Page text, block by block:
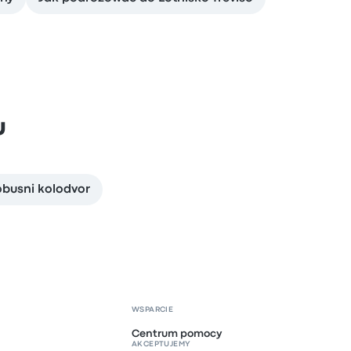
kolodvor
WSPARCIE
Centrum pomocy
AKCEPTUJEMY